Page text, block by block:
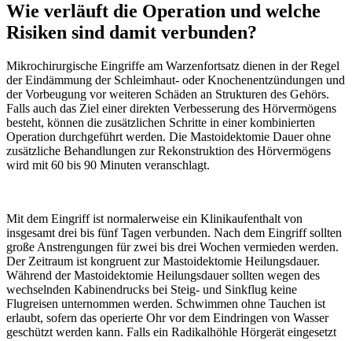
Wie verläuft die Operation und welche
Risiken sind damit verbunden?
Mikrochirurgische Eingriffe am Warzenfortsatz dienen in der Regel
der Eindämmung der Schleimhaut- oder Knochenentzündungen und
der Vorbeugung vor weiteren Schäden an Strukturen des Gehörs.
Falls auch das Ziel einer direkten Verbesserung des Hörvermögens
besteht, können die zusätzlichen Schritte in einer kombinierten
Operation durchgeführt werden. Die Mastoidektomie Dauer ohne
zusätzliche Behandlungen zur Rekonstruktion des Hörvermögens
wird mit 60 bis 90 Minuten veranschlagt.
Mit dem Eingriff ist normalerweise ein Klinikaufenthalt von
insgesamt drei bis fünf Tagen verbunden. Nach dem Eingriff sollten
große Anstrengungen für zwei bis drei Wochen vermieden werden.
Der Zeitraum ist kongruent zur Mastoidektomie Heilungsdauer.
Während der Mastoidektomie Heilungsdauer sollten wegen des
wechselnden Kabinendrucks bei Steig- und Sinkflug keine
Flugreisen unternommen werden. Schwimmen ohne Tauchen ist
erlaubt, sofern das operierte Ohr vor dem Eindringen von Wasser
geschützt werden kann. Falls ein Radikalhöhle Hörgerät eingesetzt